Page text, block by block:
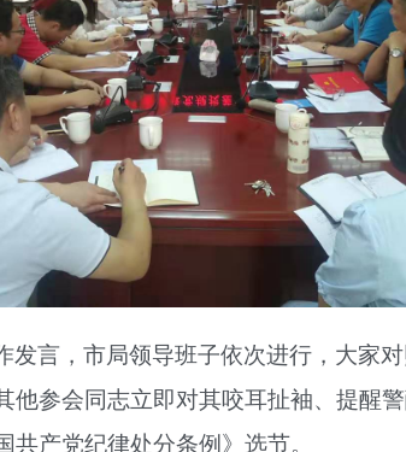
言，市局领导班子依次进行，大家
他参会同志立即对其咬耳扯袖、提醒
产党纪律处分条例》选节。